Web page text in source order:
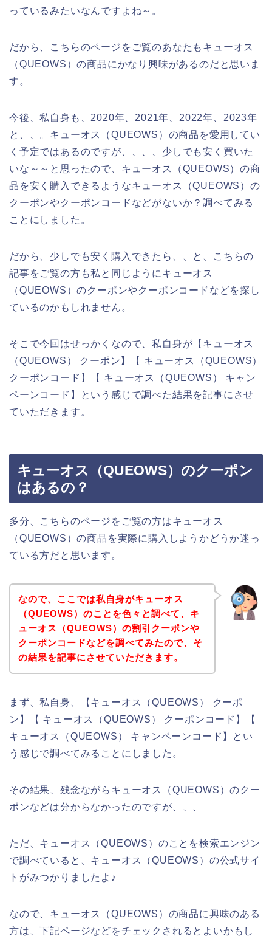
っているみたいなんですよね～。
だから、こちらのページをご覧のあなたもキューオス
（QUEOWS）の商品にかなり興味があるのだと思いま
す。
今後、私自身も、2020年、2021年、2022年、2023年
と、、。キューオス（QUEOWS）の商品を愛用してい
く予定ではあるのですが、、、、少しでも安く買いた
いな～～と思ったので、キューオス（QUEOWS）の商
品を安く購入できるようなキューオス（QUEOWS）の
クーポンやクーポンコードなどがないか？調べてみる
ことにしました。
だから、少しでも安く購入できたら、、と、こちらの
記事をご覧の方も私と同じようにキューオス
（QUEOWS）のクーポンやクーポンコードなどを探し
ているのかもしれません。
そこで今回はせっかくなので、私自身が【キューオス
（QUEOWS） クーポン】【 キューオス（QUEOWS）
クーポンコード】【 キューオス（QUEOWS） キャン
ペーンコード】という感じで調べた結果を記事にさせ
ていただきます。
キューオス（QUEOWS）のクーポン
はあるの？
多分、こちらのページをご覧の方はキューオス
（QUEOWS）の商品を実際に購入しようかどうか迷っ
ている方だと思います。
なので、ここでは私自身がキューオス
（QUEOWS）のことを色々と調べて、キ
ューオス（QUEOWS）の割引クーポンや
クーポンコードなどを調べてみたので、そ
の結果を記事にさせていただきます。
まず、私自身、【キューオス（QUEOWS） クーポ
ン】【 キューオス（QUEOWS） クーポンコード】【
キューオス（QUEOWS） キャンペーンコード】とい
う感じで調べてみることにしました。
その結果、残念ながらキューオス（QUEOWS）のクー
ポンなどは分からなかったのですが、、、
ただ、キューオス（QUEOWS）のことを検索エンジン
で調べていると、キューオス（QUEOWS）の公式サイ
トがみつかりましたよ♪
なので、キューオス（QUEOWS）の商品に興味のある
方は、下記ページなどをチェックされるとよいかもし